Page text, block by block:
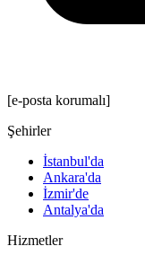
[e-posta korumalı]
Şehirler
İstanbul'da
Ankara'da
İzmir'de
Antalya'da
Hizmetler